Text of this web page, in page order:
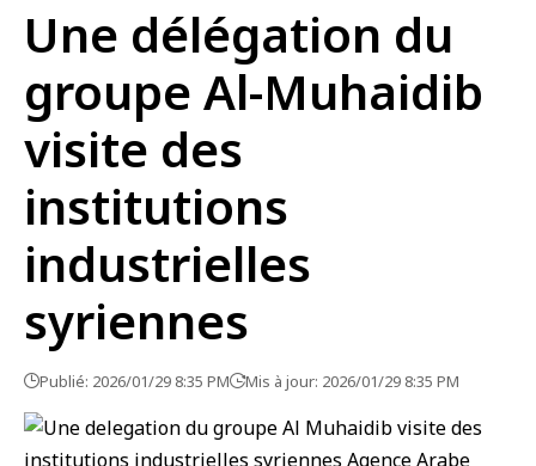
Une délégation du
groupe Al-Muhaidib
visite des
institutions
industrielles
syriennes
Publié: 2026/01/29 8:35 PM Mis à jour: 2026/01/29 8:35 PM